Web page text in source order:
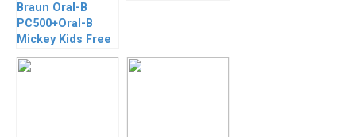
Braun Oral-B
PC500+Oral-B
Mickey Kids Free